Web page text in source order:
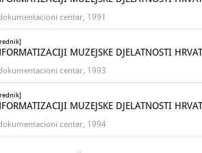
centar, 1991
MUZEJSKE DJELATNOSTI
centar, 1993
MUZEJSKE DJELATNOSTI
centar, 1994